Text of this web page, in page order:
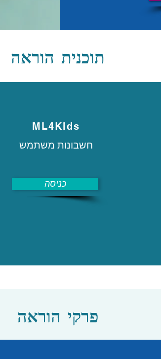
תוכנית הוראה
ML4Kids
חשבונות משתמש
כניסה
פרקי הוראה